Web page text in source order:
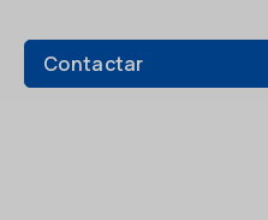
Contactar